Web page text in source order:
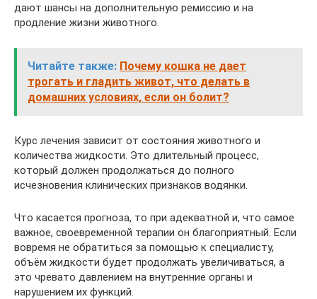
дают шансы на дополнительную ремиссию и на
продление жизни животного.
Читайте также: Почему кошка не дает
трогать и гладить живот, что делать в
домашних условиях, если он болит?
Курс лечения зависит от состояния животного и
количества жидкости. Это длительный процесс,
который должен продолжаться до полного
исчезновения клинических признаков водянки.
Что касается прогноза, то при адекватной и, что самое
важное, своевременной терапии он благоприятный. Если
вовремя не обратиться за помощью к специалисту,
объём жидкости будет продолжать увеличиваться, а
это чревато давлением на внутренние органы и
нарушением их функций.